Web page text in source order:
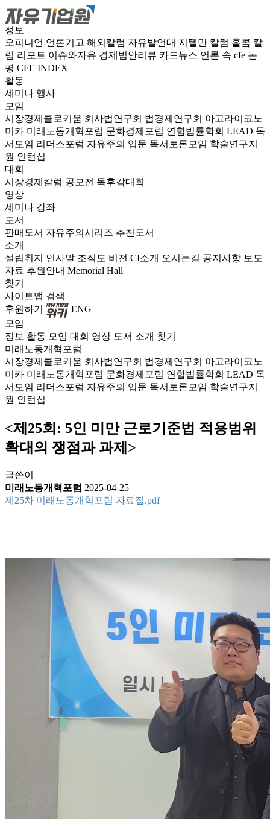
정보
오피니언 언론기고 해외칼럼 자유발언대 지텔만 칼럼 홀콤 칼
럼 리포트 이슈와자유 경제법안리뷰 카드뉴스 언론 속 cfe 논
평 CFE INDEX
활동
세미나 행사
모임
시장경제콜로키움 회사법연구회 법경제연구회 아고라이코노
미카 미래노동개혁포럼 문화경제포럼 연합법률학회 LEAD 독
서모임 리더스포럼 자유주의 입문 독서토론모임 학술연구지
원 인턴십
대회
시장경제칼럼 공모전 독후감대회
영상
세미나 강좌
도서
판매도서 자유주의시리즈 추천도서
소개
설립취지 인사말 조직도 비전 CI소개 오시는길 공지사항 보도
자료 후원안내 Memorial Hall
찾기
사이트맵 검색
후원하기
ENG
모임
정보 활동 모임 대회 영상 도서 소개 찾기
미래노동개혁포럼
시장경제콜로키움 회사법연구회 법경제연구회 아고라이코노
미카 미래노동개혁포럼 문화경제포럼 연합법률학회 LEAD 독
서모임 리더스포럼 자유주의 입문 독서토론모임 학술연구지
원 인턴십
<제25회: 5인 미만 근로기준법 적용범위
확대의 쟁점과 과제>
글쓴이
미래노동개혁포럼 2025-04-25
제25차 미래노동개혁포럼 자료집.pdf